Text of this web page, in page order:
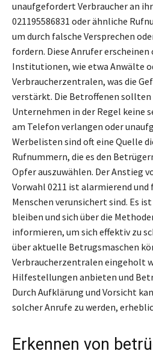
unaufgefordert Verbraucher an
021195586831 oder ähnliche
um durch falsche Versprechen
fordern. Diese Anrufer
Institutionen, wie etwa Anwälte
Verbraucherzentralen, was die
verstärkt. Die Betroffenen sollten
Unternehmen in der Regel keine
am Telefon verlangen oder
Werbelisten sind oft eine Quelle
Rufnummern, die es den
Opfer auszuwählen. Der Anstieg
Vorwahl 0211 ist alarmierend und
Menschen verunsichert sind. Es
bleiben und sich über die
informieren, um sich effektiv zu
über aktuelle Betrugsmaschen
Verbraucherzentralen eingeholt
Hilfestellungen anbieten und
Durch Aufklärung und Vorsicht
solcher Anrufe zu werden,
Erkennen von